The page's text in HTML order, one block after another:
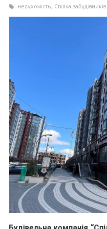
нерухомість, Спілка забудівників